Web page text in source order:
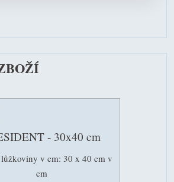
- 30x40 cm
lůžkoviny v cm: 30 x 40 cm v
cm